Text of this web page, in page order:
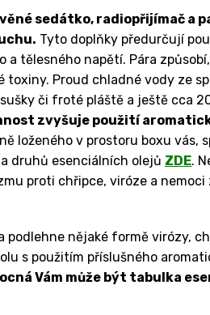
sedátko, radiopřijímač a
Tyto doplňky předurčují
tělesného napětí. Pára
Proud chladné vody ze
či froté pláště a ještě cca
zvyšuje použití
loženého v prostoru boxu vás,
druhů esenciálních olejů ZDE.
proti chřipce, viróze a nemoci
podlehne nějaké formě virózy,
s použitím příslušného
Vám může být tabulka